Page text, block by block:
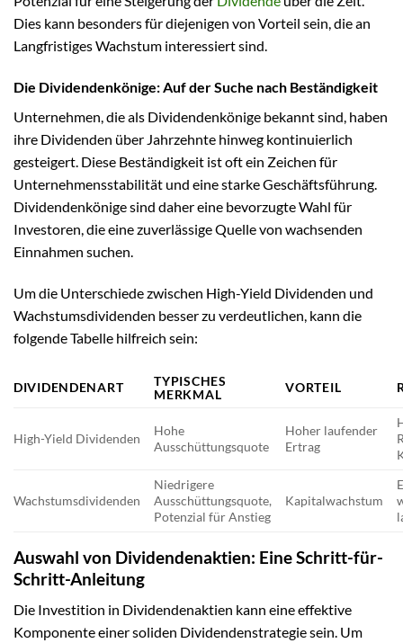
Dies kann besonders für diejenigen von Vorteil sein, die an
Langfristiges Wachstum interessiert sind.
Die Dividendenkönige: Auf der Suche nach Beständigkeit
Unternehmen, die als Dividendenkönige bekannt sind, haben
ihre Dividenden über Jahrzehnte hinweg kontinuierlich
gesteigert. Diese Beständigkeit ist oft ein Zeichen für
Unternehmensstabilität und eine starke Geschäftsführung.
Dividendenkönige sind daher eine bevorzugte Wahl für
Investoren, die eine zuverlässige Quelle von wachsenden
Einnahmen suchen.
Um die Unterschiede zwischen High-Yield Dividenden und
Wachstumsdividenden besser zu verdeutlichen, kann die
folgende Tabelle hilfreich sein:
DIVIDENDENART
TYPISCHES
MERKMAL
VORTEIL
High-Yield Dividenden
Hohe
Ausschüttungsquote
Hoher laufender
Ertrag
Wachstumsdividenden
Niedrigere
Ausschüttungsquote,
Potenzial für Anstieg
Kapitalwachstum
Auswahl von Dividendenaktien: Eine Schritt-für-
Schritt-Anleitung
Die Investition in Dividendenaktien kann eine effektive
Komponente einer soliden Dividendenstrategie sein. Um